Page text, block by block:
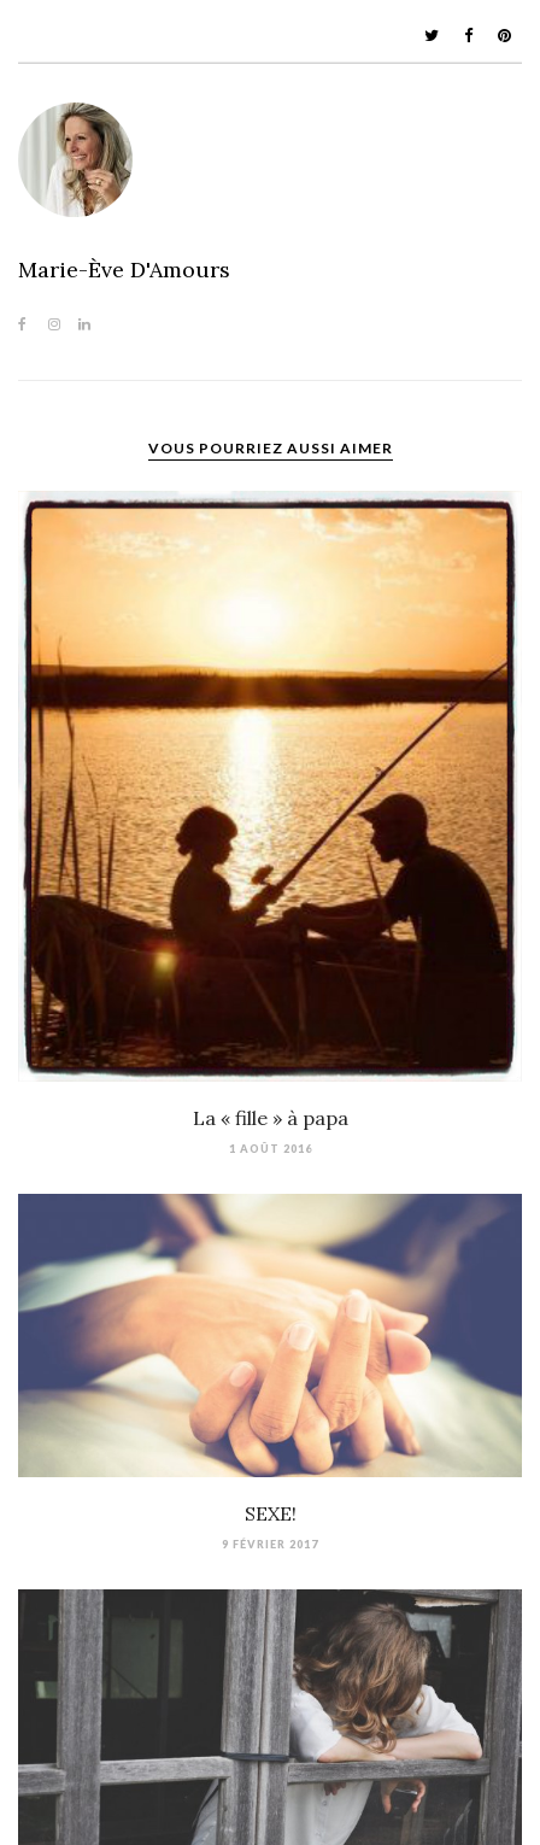
Marie-Ève D'Amours
VOUS POURRIEZ AUSSI AIMER
La « fille » à papa
1 AOÛT 2016
SEXE!
9 FÉVRIER 2017